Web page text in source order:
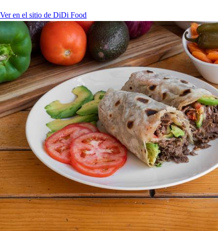
Ver en el sitio de DiDi Food